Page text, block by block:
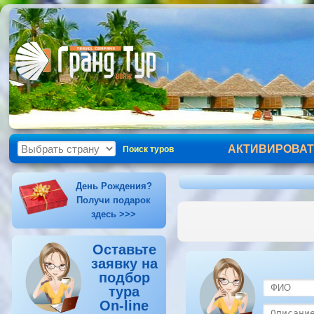
Поиск туров
День Рождения?
Получи подарок
здесь >>>
Оставьте
заявку на
подбор
тура
On-line